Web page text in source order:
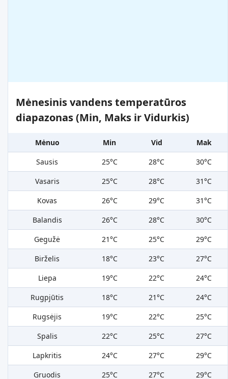
Mėnesinis vandens temperatūros
diapazonas (Min, Maks ir Vidurkis)
Mėnuo Min Vid
Mak
Sausis
25°C 28°C
30°C
Vasaris
25°C 28°C
31°C
Kovas
26°C 29°C
31°C
Balandis
26°C 28°C
30°C
Gegužė
21°C 25°C
29°C
Birželis
18°C 23°C
27°C
Liepa
19°C 22°C
24°C
Rugpjūtis
18°C 21°C
24°C
Rugsėjis
19°C 22°C
25°C
Spalis
22°C 25°C
27°C
Lapkritis
24°C 27°C
29°C
Gruodis
25°C 27°C 29°C